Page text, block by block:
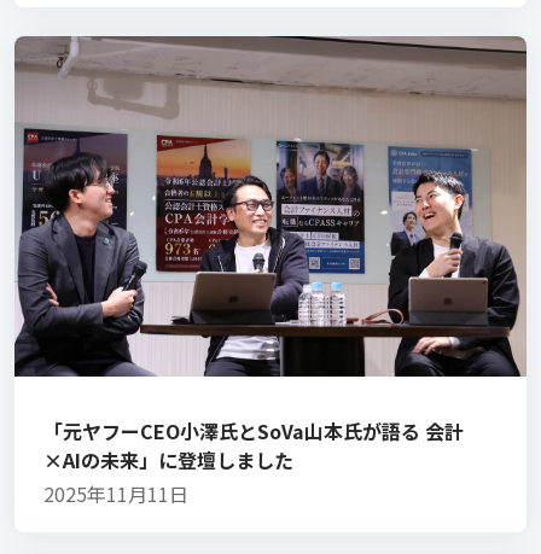
「元ヤフーCEO小澤氏とSoVa山本氏が語る 会計
×AIの未来」に登壇しました
2025年11月11日